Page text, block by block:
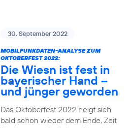
30. September 2022
MOBILFUNKDATEN-ANALYSE ZUM
OKTOBERFEST 2022:
Die Wiesn ist fest in
bayerischer Hand –
und jünger geworden
Das Oktoberfest 2022 neigt sich
bald schon wieder dem Ende, Zeit